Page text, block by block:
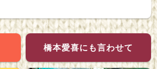
橋本愛喜にも言わせて